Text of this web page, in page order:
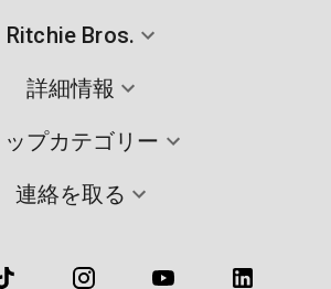
Ritchie Bros.
詳細情報
ップカテゴリー
連絡を取る